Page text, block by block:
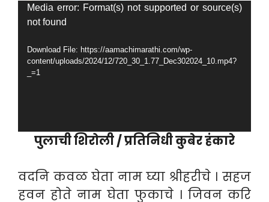
Video
Player
Media error: Format(s) not supported or source(s)
not found
Download File: https://aamachimarathi.com/wp-
content/uploads/2024/12/720_30_1.77_Dec302024_10.mp4?
_=1
पुलाची शिरोली / प्रतिनिधी कुबेर हंकारे
वदनि कवळ घेता नाम घ्या श्रीहरीचे । सहज
हवन होते नाम घेता फुकाचे । जिवन करि